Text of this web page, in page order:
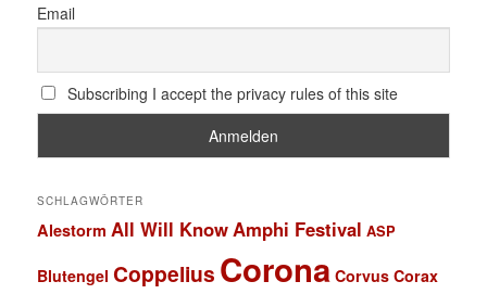
Email
Subscribing I accept the privacy rules of this site
SCHLAGWÖRTER
Alestorm All Will KnowAmphi Festival ASP
Blutengel Coppelius Corona Corvus Corax